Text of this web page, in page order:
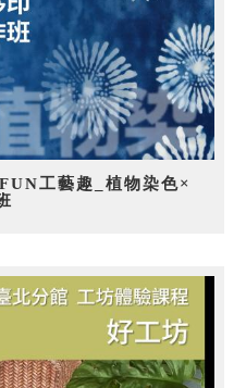
工藝趣_植物染色×